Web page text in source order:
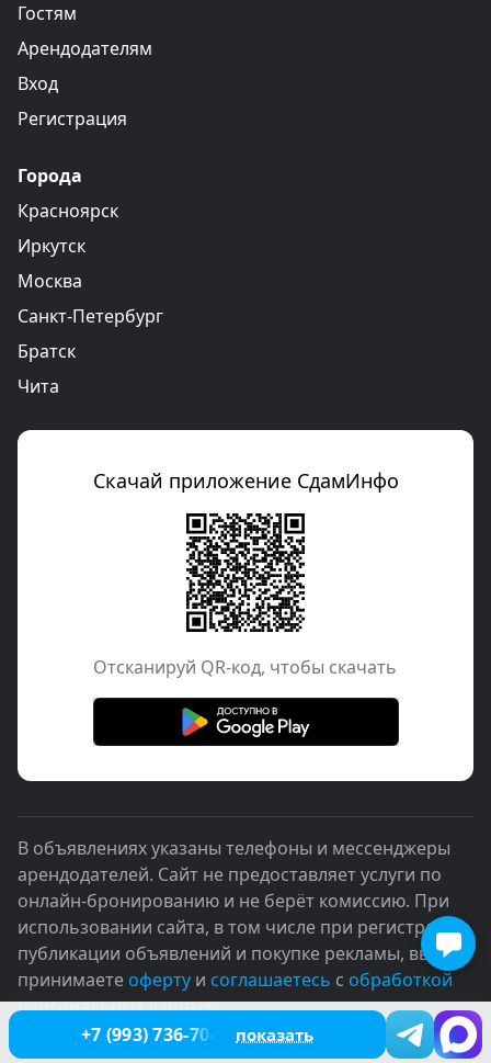
+7 (993) 736-70-16 показать
Гостям
Арендодателям
Вход
Регистрация
Города
Красноярск
Иркутск
Москва
Санкт-Петербург
Братск
Чита
Скачай приложение СдамИнфо
Отcканируй QR-код, чтобы скачать
В объявлениях указаны телефоны и мессенджеры
арендодателей. Сайт не предоставляет услуги по
онлайн-бронированию и не берёт комиссию. При
использовании сайта, в том числе при регистрации,
публикации объявлений и покупке рекламы, вы
принимаете оферту и соглашаетесь с обработкой
персональных данных
© 2005–2026